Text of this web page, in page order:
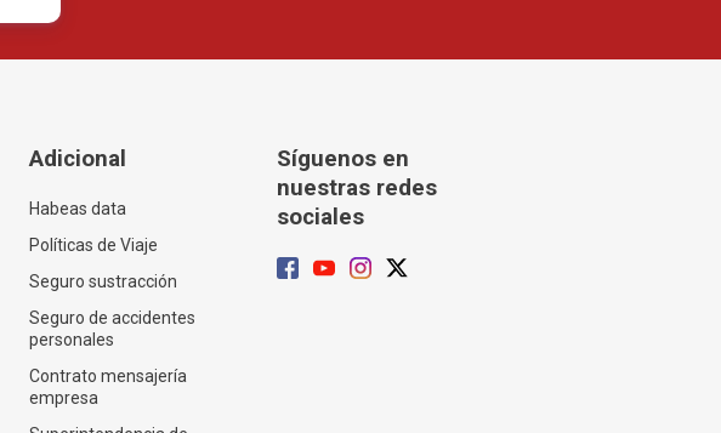
Adicional
Habeas data
Políticas de Viaje
Seguro sustracción
Seguro de accidentes
personales
Contrato mensajería
empresa
Síguenos en
nuestras redes
sociales